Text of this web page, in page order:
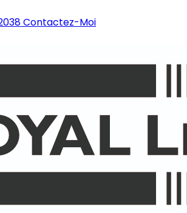
Contactez-Moi